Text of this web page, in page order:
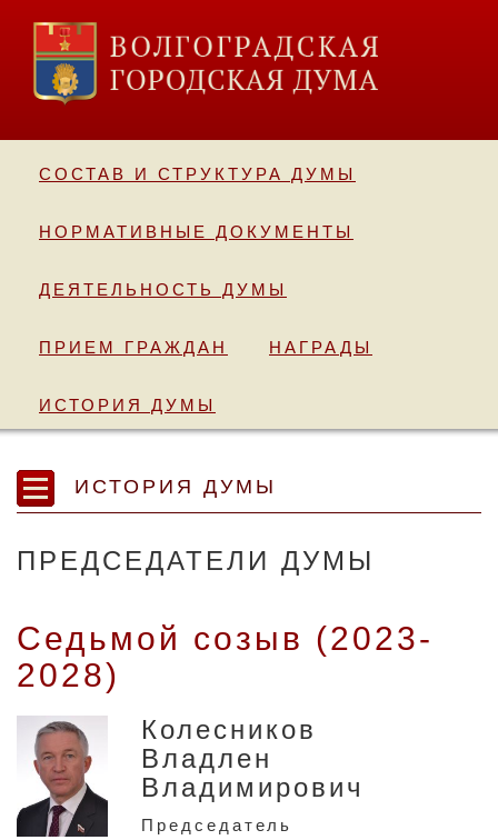
СОСТАВ И СТРУКТУРА ДУМЫ
НОРМАТИВНЫЕ ДОКУМЕНТЫ
ДЕЯТЕЛЬНОСТЬ ДУМЫ
ПРИЕМ ГРАЖДАН НАГРАДЫ
ИСТОРИЯ ДУМЫ
ИСТОРИЯ ДУМЫ
ПРЕДСЕДАТЕЛИ ДУМЫ
Седьмой созыв (2023-
2028)
Колесников
Владлен
Владимирович
Председатель